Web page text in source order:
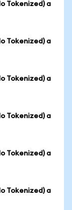
Tokenized) a
Tokenized) a
Tokenized) a
Tokenized) a
Tokenized) a
Tokenized) a